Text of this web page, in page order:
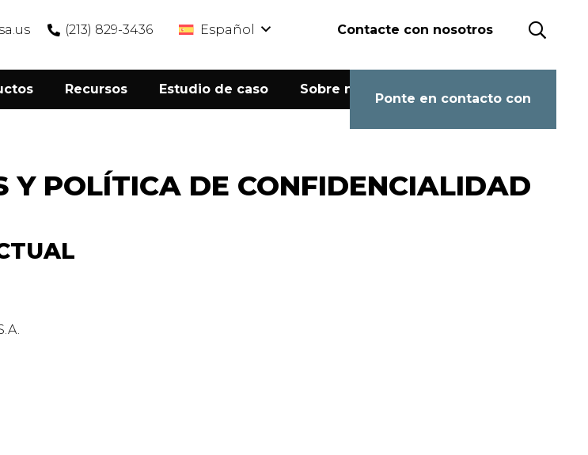
(213) 829-3436 Español Contacte con nosotros
Recursos Estudio de caso Sobre nosotros
Ponte en contacto con
Y POLÍTICA DE CONFIDENCIALIDAD